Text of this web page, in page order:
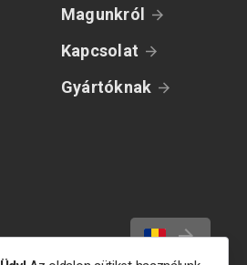
Magunkról
Kapcsolat
Gyártóknak